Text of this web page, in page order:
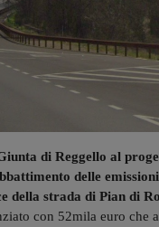
di Reggello al
delle
della strada di Pian di
con 52mila euro che